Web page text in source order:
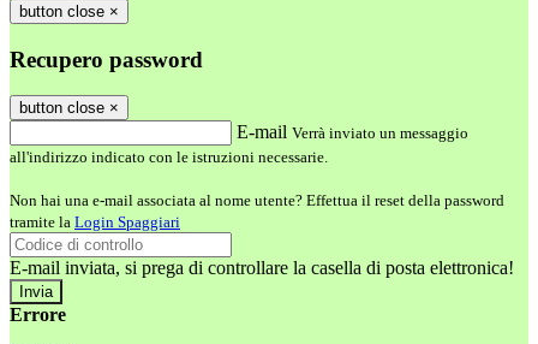
button close ×
Recupero password
button close ×
E-mail Verrà inviato un messaggio
all'indirizzo indicato con le istruzioni necessarie.
Non hai una e-mail associata al nome utente? Effettua il reset della password
tramite la Login Spaggiari
E-mail inviata, si prega di controllare la casella di posta elettronica!
Errore